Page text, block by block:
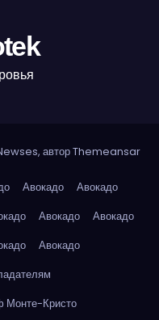
авторThemeansar
Авокадо
Авокадо
Авокадо
Авокадо
Авокадо
Монте-Кристо